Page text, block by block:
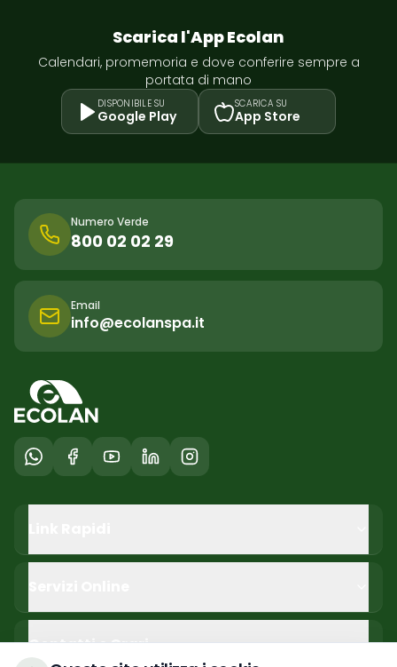
Scarica l'App Ecolan
Calendari, promemoria e dove conferire sempre a
portata di mano
DISPONIBILE SU
Google Play
SCARICA SU
App Store
Numero Verde
800 02 02 29
Email
info@ecolanspa.it
Contatti e Orari